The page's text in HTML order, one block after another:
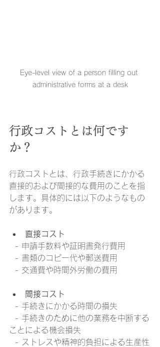
Eye-level view of a person filling out
administrative forms at a desk
行政コストとは何です
か？
行政コストとは、行政手続きにかかる
直接的および間接的な費用のことを指
します。具体的には以下のようなもの
があります。
直接コスト
  - 申請手数料や証明書発行費用
  - 書類のコピー代や郵送費用
  - 交通費や時間外労働の費用
間接コスト
  - 手続きにかかる時間の損失
ことによる機会損失